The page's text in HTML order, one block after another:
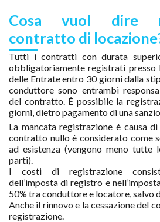
Cosa vuol dire
contratto di
Tutti i contratti con durata
obbligatoriamente registrati presso
delle Entrate entro 30 giorni dalla
conduttore sono entrambi
del contratto. È possibile la
giorni, dietro pagamento di una
La mancata registrazione è causa
contratto nullo è considerato come
ad esistenza (vengono meno tutte
parti).
I costi di registrazione
dell’imposta di registro e
50% tra conduttore e locatore, salvo
Anche il rinnovo e la cessazione del
registrazione.